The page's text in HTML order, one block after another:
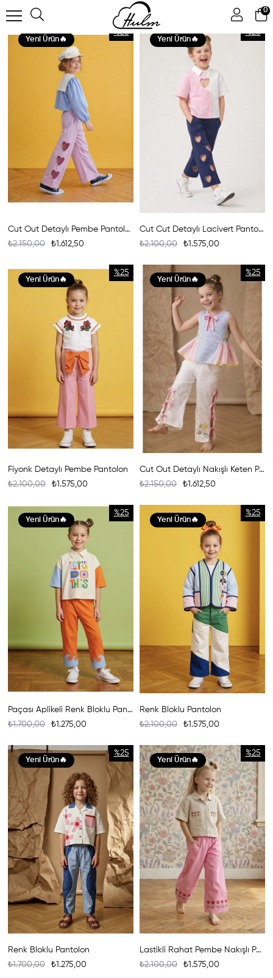
0
FILTRELEME
Cut Out Detaylı Pembe Pantolon
₺1.612,50
₺2.150,00
%25
Yeni Ürün
Cut Cut Detaylı Lacivert Pantolon
₺1.575,00
₺2.100,00
%25
Yeni Ürün
Fiyonk Detaylı Pembe Pantolon
₺1.575,00
₺2.100,00
%25
Yeni Ürün
Cut Out Detaylı Nakışlı Keten Pantolon
₺1.612,50
₺2.150,00
%25
Yeni Ürün
Paçası Aplikeli Renk Bloklu Pantolon
₺1.275,00
₺1.700,00
%25
Yeni Ürün
Renk Bloklu Pantolon
₺1.575,00
₺2.100,00
%25
Yeni Ürün
Renk Bloklu Pantolon
₺1.275,00
₺1.700,00
%25
Yeni Ürün
Lastikli Rahat Pembe Nakışlı Pantolon
₺1.575,00
₺2.100,00
%25
Yeni Ürün